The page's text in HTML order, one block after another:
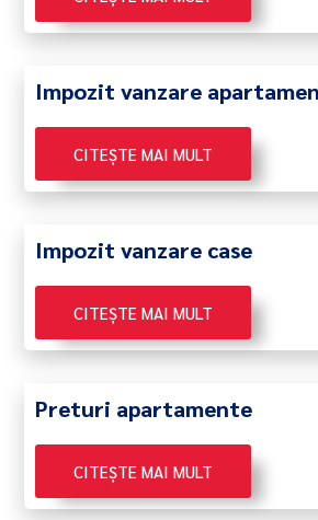
Impozit vanzare
CITEȘTE MAI MULT
Impozit vanzare case
CITEȘTE MAI MULT
Preturi apartamente
CITEȘTE MAI MULT